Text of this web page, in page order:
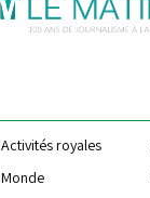
Activités royales
Monde